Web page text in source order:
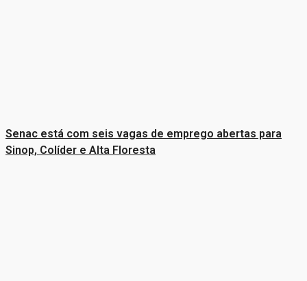
Senac está com seis vagas de emprego abertas para
Sinop, Colíder e Alta Floresta